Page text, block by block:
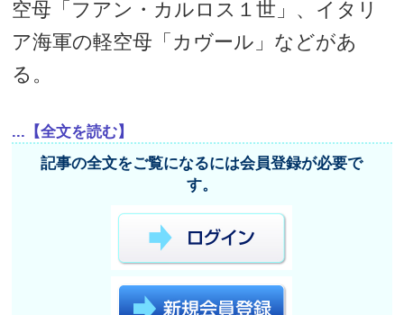
空母「フアン・カルロス１世」、イタリ
ア海軍の軽空母「カヴール」などがあ
る。
...【全文を読む】
記事の全文をご覧になるには会員登録が必要で
す。